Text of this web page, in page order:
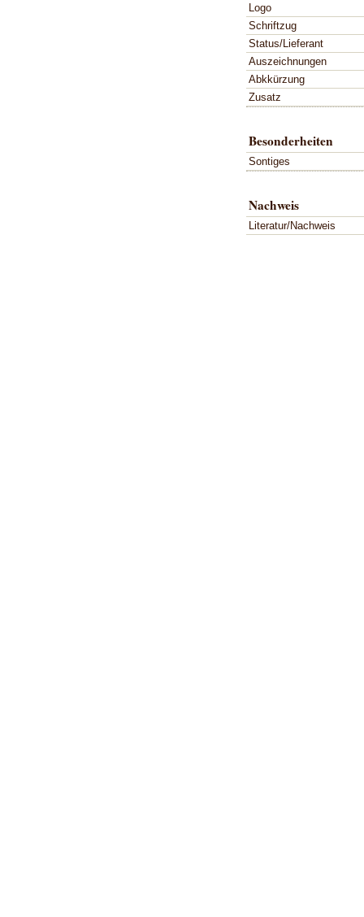
Logo
Schriftzug
Status/Lieferant
Auszeichnungen
Abkkürzung
Zusatz
Besonderheiten
Sontiges
Nachweis
Literatur/Nachweis